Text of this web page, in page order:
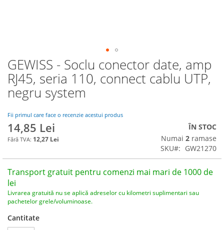
GEWISS - Soclu conector date, amp
RJ45, seria 110, connect cablu UTP,
negru system
Fii primul care face o recenzie acestui produs
14,85 Lei
12,27 Lei
ÎN STOC
Numai 2 ramase
SKU
GW21270
Transport gratuit pentru comenzi mai mari de 1000 de
lei
Livrarea gratuită nu se aplică adreselor cu kilometri suplimentari sau
pachetelor grele/voluminoase.
Cantitate
Skip
to
the
beginning
the
images
gallery